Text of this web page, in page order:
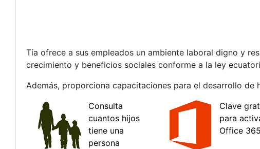
Tía ofrece a sus empleados un ambiente laboral digno y
crecimiento y beneficios sociales conforme a la ley
Además, proporciona capacitaciones para el desarrollo